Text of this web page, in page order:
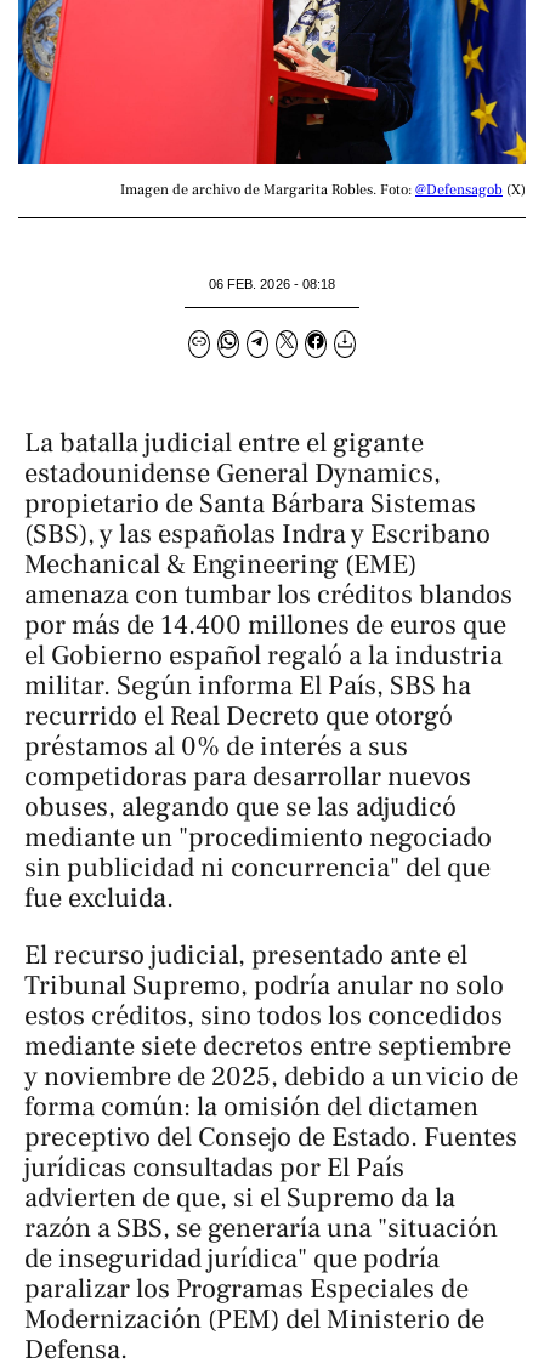
Imagen de archivo de Margarita Robles. Foto: @Defensagob (X)
06 FEB. 2026 - 08:18
La batalla judicial entre el gigante
estadounidense General Dynamics,
propietario de Santa Bárbara Sistemas
(SBS), y las españolas Indra y Escribano
Mechanical & Engineering (EME)
amenaza con tumbar los créditos blandos
por más de 14.400 millones de euros que
el Gobierno español regaló a la industria
militar. Según informa El País, SBS ha
recurrido el Real Decreto que otorgó
préstamos al 0% de interés a sus
competidoras para desarrollar nuevos
obuses, alegando que se las adjudicó
mediante un "procedimiento negociado
sin publicidad ni concurrencia" del que
fue excluida.
El recurso judicial, presentado ante el
Tribunal Supremo, podría anular no solo
estos créditos, sino todos los concedidos
mediante siete decretos entre septiembre
y noviembre de 2025, debido a un vicio de
forma común: la omisión del dictamen
preceptivo del Consejo de Estado. Fuentes
jurídicas consultadas por El País
advierten de que, si el Supremo da la
razón a SBS, se generaría una "situación
de inseguridad jurídica" que podría
paralizar los Programas Especiales de
Modernización (PEM) del Ministerio de
Defensa.